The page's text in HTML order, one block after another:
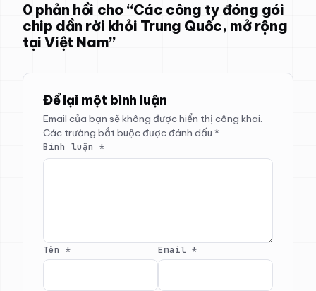
0 phản hồi cho “Các công ty đóng gói
chip dần rời khỏi Trung Quốc, mở rộng
tại Việt Nam”
Để lại một bình luận
Email của bạn sẽ không được hiển thị công khai.
Các trường bắt buộc được đánh dấu *
Bình luận *
Tên * Email *